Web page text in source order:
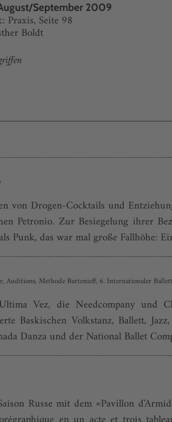
September 2009
Praxis, Seite 98
Boldt
von Drogen-Cocktails und
Petronio. Zur Besiegelung ihrer
Punk, das war mal große Fallhöhe:
Auditions, Methode Bartenieff, 6. Internationaler
Vez, die Needcompany und
Baskischen Volkstanz, Ballett,
Danza und der National Ballet
Russe mit dem «Pavillon